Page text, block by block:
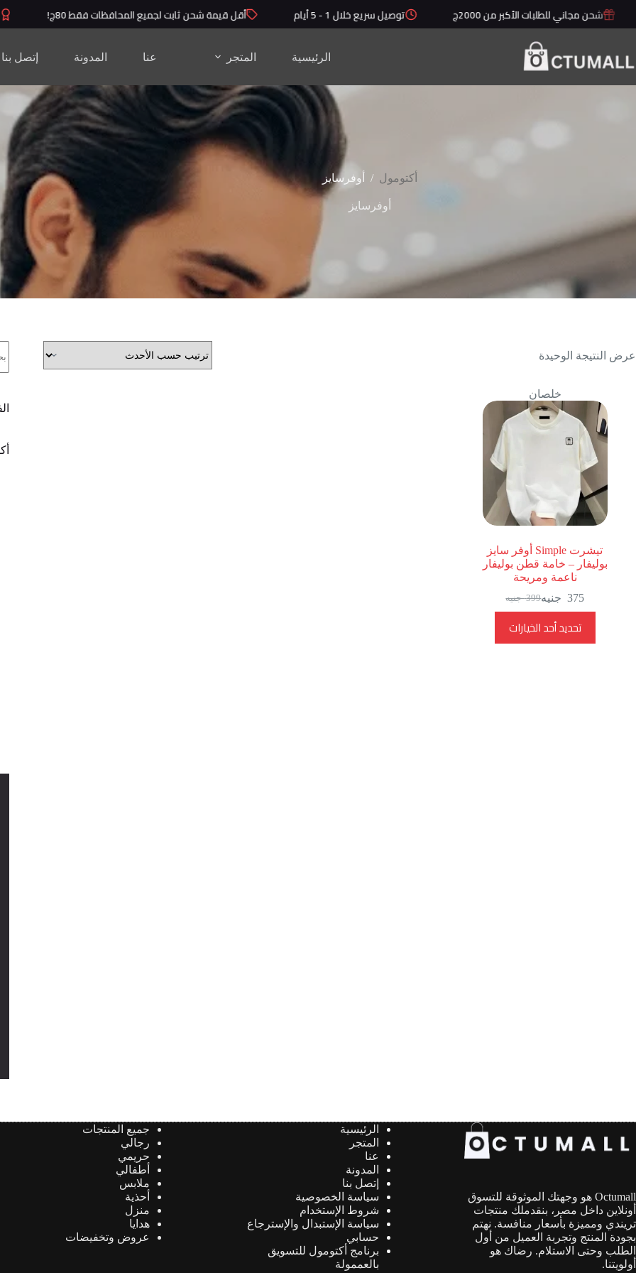
شحن مجاني للطلبات الأكبر من 2000ج توصيل سريع خلال 1 - 5 أيام أقل قيمة شحن ثابت لجميع المحافظات فقط 80ج!
الرئيسية المتجر عنا المدونة إتصل بنا
أكتومول / أوفرسايز
أوفرسايز
عرض النتيجة الوحيدة
خلصان
تيشرت Simple أوفر سايز
بوليفار – خامة قطن بوليفار
ناعمة ومريحة
399 جنيهالسعر
هو:
399
375 جنيهالسعر
هو:
375
تحديد أحد الخيارات
العديد
من
Octumall هو وجهتك الموثوقة للتسوق
أونلاين داخل مصر، بنقدملك منتجات
تريندي ومميزة بأسعار منافسة. نهتم
بجودة المنتج وتجربة العميل من أول
الطلب وحتى الاستلام. رضاك هو
أولويتنا.
الرئيسية
المتجر
عنا
المدونة
إتصل بنا
سياسة الخصوصية
شروط الإستخدام
سياسة الإستبدال والإسترجاع
حسابي
برنامج أكتومول للتسويق
بالعممولة
جميع المنتجات
رجالي
حريمي
أطفالي
ملابس
أحذية
منزل
هدايا
عروض وتخفيضات